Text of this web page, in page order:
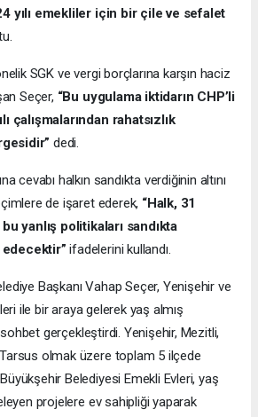
yılı emekliler için bir çile ve sefalet
SGK ve vergi borçlarına karşın haciz
Seçer, “Bu uygulama iktidarın CHP’li
çalışmalarından rahatsızlık
dedi.
cevabı halkın sandıkta verdiğinin altını
de işaret ederek, “Halk, 31
yanlış politikaları sandıkta
ifadelerini kullandı.
Başkanı Vahap Seçer, Yenişehir ve
ile bir araya gelerek yaş almış
gerçekleştirdi. Yenişehir, Mezitli,
olmak üzere toplam 5 ilçede
Belediyesi Emekli Evleri, yaş
projelere ev sahipliği yaparak